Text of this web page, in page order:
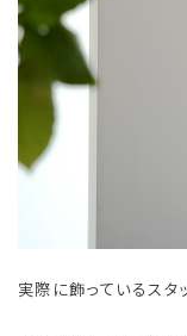
実際に飾っているスタ